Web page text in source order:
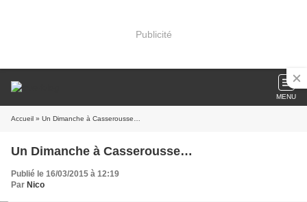
Publicité
MENU
Accueil » Un Dimanche à Casserousse…
Un Dimanche à Casserousse…
Publié le 16/03/2015 à 12:19
Par Nico